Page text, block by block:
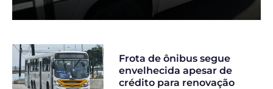
Frota de ônibus segue
envelhecida apesar de
crédito para renovação